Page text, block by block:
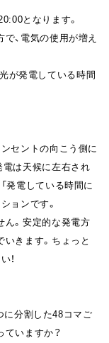
となります。
、電気の使用が増え
が発電している時間
セントの向こう側に
は天候に左右され
発電している時間に
ョンです。
。安定的な発電方
きます。ちょっと
！
に分割した48コマご
いますか？